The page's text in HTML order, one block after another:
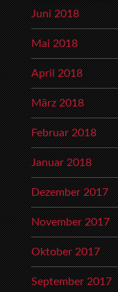
Juni 2018
Mai 2018
April 2018
März 2018
Februar 2018
Januar 2018
Dezember 2017
November 2017
Oktober 2017
September 2017